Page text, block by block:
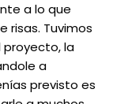
a lo que
risas. Tuvimos
proyecto, la
a
previsto es